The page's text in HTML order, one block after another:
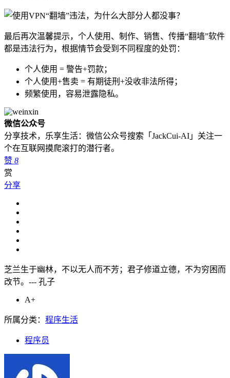
最后再次温馨提示，个人使用、制作、销售、传播“翻墙”软件
都是违法行为，根据情节会受到不同程度的处罚：
个人使用 = 警告+罚款；
个人使用+售卖 = 有期徒刑+没收非法所得；
频繁使用，容易泄露隐私。
微信公众号
分享技术，乐享生活：微信公众号搜索「JackCui-AI」关注一
个在互联网摸爬滚打的潜行者。
赞 8
赏
分享
芝兰生于幽林，不以无人而不芳；君子修道立德，不为穷困而
改节。--- 孔子
A+
所属分类： 程序生活
程序员